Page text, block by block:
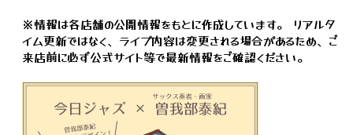
※情報は各店舗の公開情報をもとに作成しています。 リアルタ
イム更新ではなく、ライブ内容は変更される場合があるため、ご
来店前に必ず公式サイト等で最新情報をご確認ください。